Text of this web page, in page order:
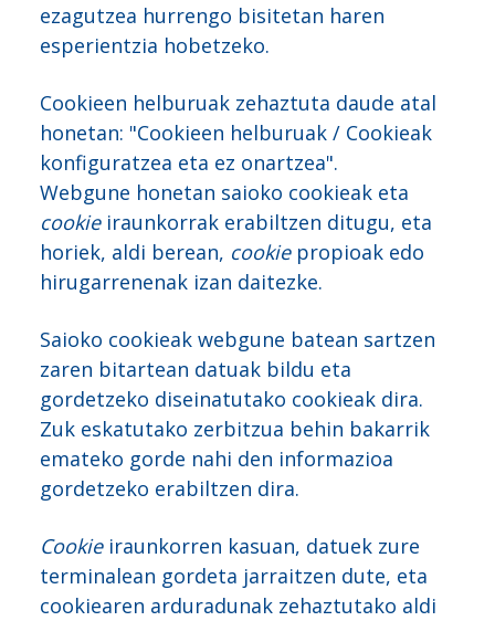
ezagutzea hurrengo bisitetan haren
esperientzia hobetzeko.
Cookieen helburuak zehaztuta daude atal
honetan: "Cookieen helburuak / Cookieak
konfiguratzea eta ez onartzea".
Webgune honetan saioko cookieak eta
cookieiraunkorrak erabiltzen ditugu, eta
horiek, aldi berean, cookiepropioak edo
hirugarrenenak izan daitezke.
Saioko cookieak webgune batean sartzen
zaren bitartean datuak bildu eta
gordetzeko diseinatutako cookieak dira.
Zuk eskatutako zerbitzua behin bakarrik
emateko gorde nahi den informazioa
gordetzeko erabiltzen dira.
Cookieiraunkorren kasuan, datuek zure
terminalean gordeta jarraitzen dute, eta
cookiearen arduradunak zehaztutako aldi